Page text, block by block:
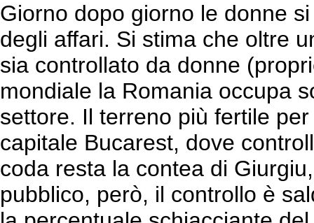
Giorno dopo giorno le donne
degli affari. Si stima che oltre
sia controllato da donne
mondiale la Romania occupa
settore. Il terreno più fertile
capitale Bucarest, dove
coda resta la contea di
pubblico, però, il controllo è